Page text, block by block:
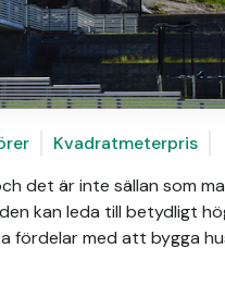
Kvadratmeterpris
det är inte sällan som
kan leda till betydligt
fördelar med att bygga